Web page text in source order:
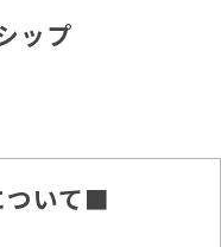
ップ
ついて■